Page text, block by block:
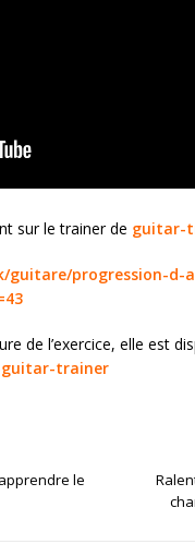
sur le trainer de guitar-
progression-d-
de l’exercice, elle est
guitar-trainer
le